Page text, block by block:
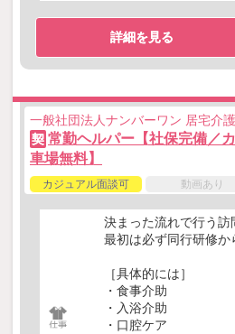
詳細を見る
一般社団法人ナンバーワン 居宅介
契 常勤ヘルパー【社保完備／
車場無料】
カジュアル面談可 動画あり
決まった流れで行う訪
最初は必ず同行研修か
［具体的には］
・食事介助
・入浴介助
・口腔ケア